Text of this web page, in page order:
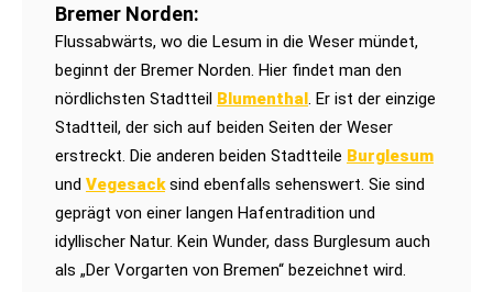
Bremer Norden:
Flussabwärts, wo die Lesum in die Weser mündet,
beginnt der Bremer Norden. Hier findet man den
nördlichsten Stadtteil Blumenthal. Er ist der einzige
Stadtteil, der sich auf beiden Seiten der Weser
erstreckt. Die anderen beiden Stadtteile Burglesum
und Vegesacksind ebenfalls sehenswert. Sie sind
geprägt von einer langen Hafentradition und
idyllischer Natur. Kein Wunder, dass Burglesum auch
als „Der Vorgarten von Bremen“ bezeichnet wird.